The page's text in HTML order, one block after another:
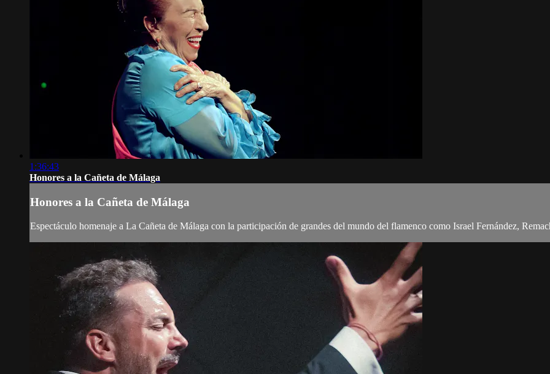
1:36:43
Honores a la Cañeta de Málaga
Honores a la Cañeta de Málaga
Espectáculo homenaje a La Cañeta de Málaga con la participación de grandes del mundo del flamenco como Israel Fernández,